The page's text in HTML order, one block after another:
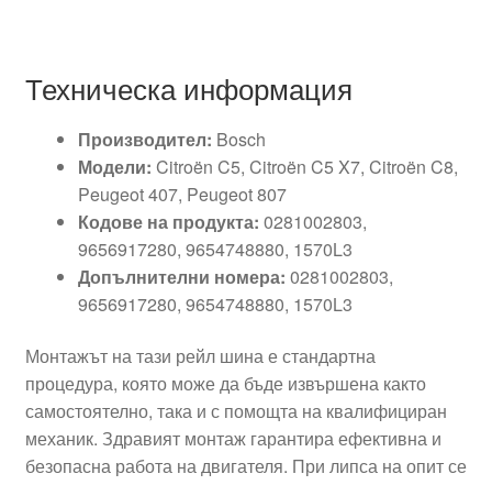
Техническа информация
Производител: Bosch
Модели: Citroën C5, Citroën C5 X7, Citroën C8,
Peugeot 407, Peugeot 807
Кодове на продукта: 0281002803,
9656917280, 9654748880, 1570L3
Допълнителни номера: 0281002803,
9656917280, 9654748880, 1570L3
Монтажът на тази рейл шина е стандартна
процедура, която може да бъде извършена както
самостоятелно, така и с помощта на квалифициран
механик. Здравият монтаж гарантира ефективна и
безопасна работа на двигателя. При липса на опит се